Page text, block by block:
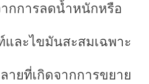
กการลดน้ำหนักหรือ
และไขมันสะสมเฉพาะ
ายที่เกิดจากการขยาย